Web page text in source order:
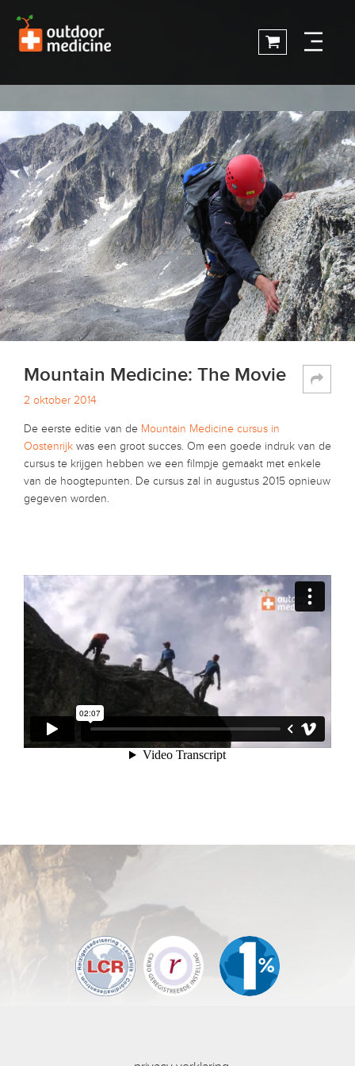
Mountain Medicine: The Movie
2 oktober 2014
De eerste editie van de Mountain Medicine cursus in
Oostenrijk was een groot succes. Om een goede indruk van de
cursus te krijgen hebben we een filmpje gemaakt met enkele
van de hoogtepunten. De cursus zal in augustus 2015 opnieuw
gegeven worden.